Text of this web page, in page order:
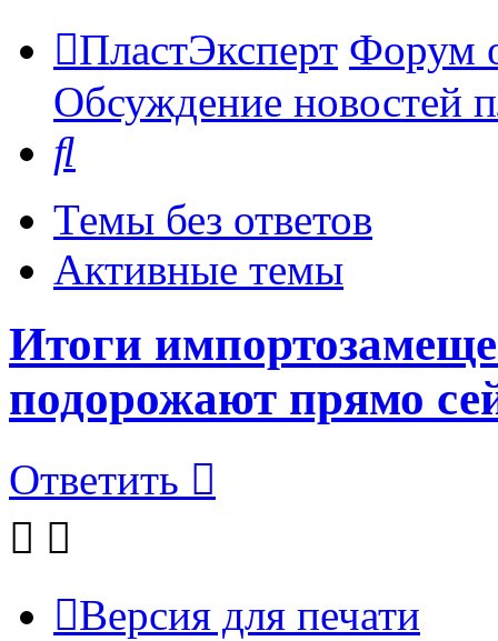
ПластЭксперт Форум
Обсуждение новостей
Темы без ответов
Активные темы
Итоги
подорожают прямо
Ответить
Версия для печати